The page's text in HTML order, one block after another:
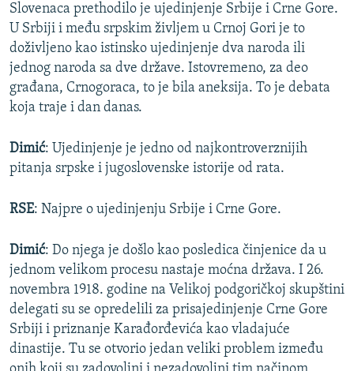
Slovenaca prethodilo je ujedinjenje Srbije i Crne Gore.
U Srbiji i među srpskim življem u Crnoj Gori je to
doživljeno kao istinsko ujedinjenje dva naroda ili
jednog naroda sa dve države. Istovremeno, za deo
građana, Crnogoraca, to je bila aneksija. To je debata
koja traje i dan danas.
Dimić: Ujedinjenje je jedno od najkontroverznijih
pitanja srpske i jugoslovenske istorije od rata.
RSE: Najpre o ujedinjenju Srbije i Crne Gore.
Dimić: Do njega je došlo kao posledica činjenice da u
jednom velikom procesu nastaje moćna država. I 26.
novembra 1918. godine na Velikoj podgoričkoj skupštini
delegati su se opredelili za prisajedinjenje Crne Gore
Srbiji i priznanje Karađorđevića kao vladajuće
dinastije. Tu se otvorio jedan veliki problem između